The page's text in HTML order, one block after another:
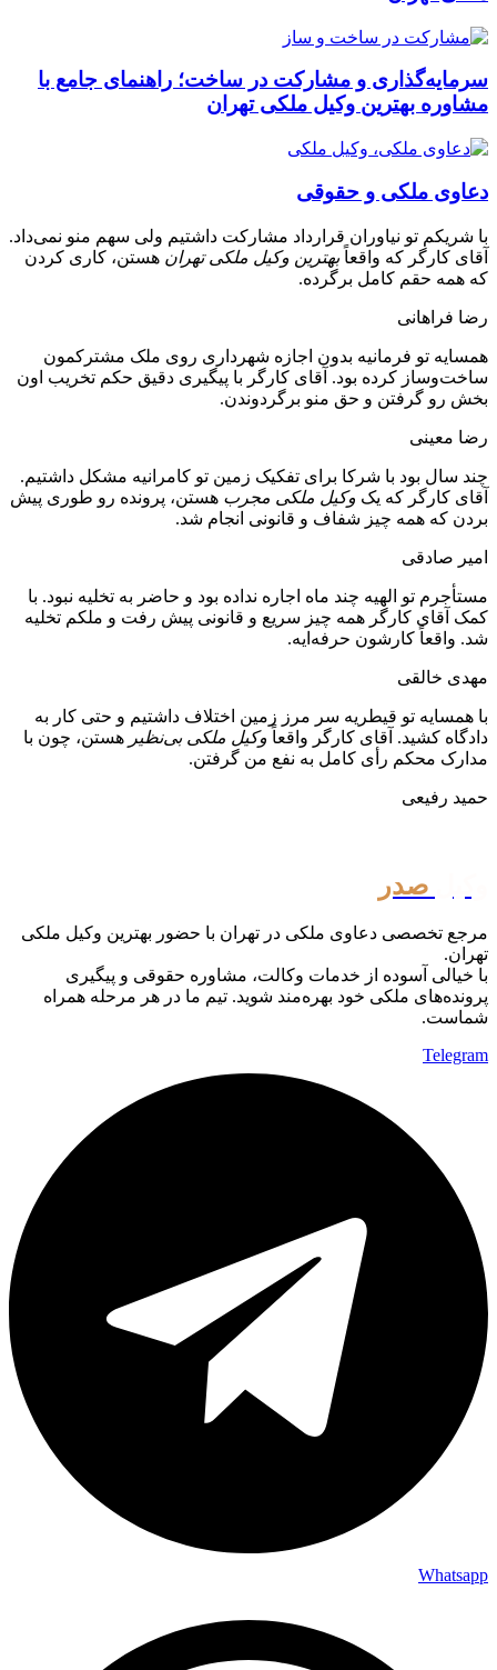
سرمایه‌گذاری و مشارکت در ساخت؛ راهنمای جامع با
مشاوره بهترین وکیل ملکی تهران
دعاوی ملکی و حقوقی
با شریکم تو نیاوران قرارداد مشارکت داشتیم ولی سهم منو نمی‌داد.
آقای کارگر که واقعاًبهترین وکیل ملکی تهران هستن، کاری کردن
که همه حقم کامل برگرده.
رضا فراهانی
همسایه تو فرمانیه بدون اجازه شهرداری روی ملک مشترکمون
ساخت‌وساز کرده بود. آقای کارگر با پیگیری دقیق حکم تخریب اون
بخش رو گرفتن و حق منو برگردوندن.
رضا معینی
چند سال بود با شرکا برای تفکیک زمین تو کامرانیه مشکل داشتیم.
آقای کارگر که یک وکیل ملکی مجرب هستن، پرونده رو طوری پیش
بردن که همه چیز شفاف و قانونی انجام شد.
امیر صادقی
مستأجرم تو الهیه چند ماه اجاره نداده بود و حاضر به تخلیه نبود. با
کمک آقای کارگر همه چیز سریع و قانونی پیش رفت و ملکم تخلیه
شد. واقعاً کارشون حرفه‌ایه.
مهدی خالقی
با همسایه تو قیطریه سر مرز زمین اختلاف داشتیم و حتی کار به
دادگاه کشید. آقای کارگر واقعاً وکیل ملکی بی‌نظیر هستن، چون با
مدارک محکم رأی کامل به نفع من گرفتن.
حمید رفیعی
صدر
مرجع تخصصی دعاوی ملکی در تهران با حضور بهترین وکیل ملکی
تهران.
با خیالی آسوده از خدمات وکالت، مشاوره حقوقی و پیگیری
پرونده‌های ملکی خود بهره‌مند شوید. تیم ما در هر مرحله همراه
شماست.
Telegram
Whatsapp